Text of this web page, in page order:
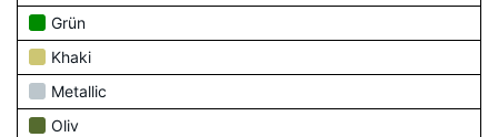
Grün
Khaki
Metallic
Oliv